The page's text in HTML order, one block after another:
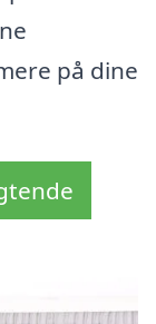
på dine